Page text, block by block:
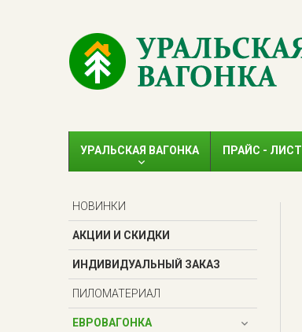
УРАЛЬСКАЯ ВАГОНКА ПРАЙС - ЛИСТ
НОВИНКИ
АКЦИИ И СКИДКИ
ИНДИВИДУАЛЬНЫЙ ЗАКАЗ
ПИЛОМАТЕРИАЛ
ЕВРОВАГОНКА